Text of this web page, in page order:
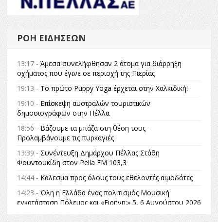
ΡΟΉ ΕΙΔΉΣΕΩΝ
13:17 - Άμεσα συνελήφθησαν 2 άτομα για διάρρηξη
οχήματος που έγινε σε περιοχή της Πιερίας
19:13 - Το πρώτο Puppy Yoga έρχεται στην Χαλκιδική!
19:10 - Επίσκεψη αυστραλών τουριστικών
δημοσιογράφων στην Πέλλα
18:56 - Βάζουμε τα μπάζα στη θέση τους –
Προλαμβάνουμε τις πυρκαγιές
13:39 - Συνέντευξη Δημάρχου Πέλλας Στάθη
Φουντουκίδη στον Pella FM 103,3
14:44 - Κάλεσμα προς όλους τους εθελοντές αιμοδότες
14:23 - Όλη η Ελλάδα ένας πολιτισμός Μουσική
εγκατάσταση Πόλεμος και «Ειρήνη;» 5, 6 Αυγούστου 2026
| Αρχαία Έδεσσα, Αρχαιολογικός Χώρος Λόγγου